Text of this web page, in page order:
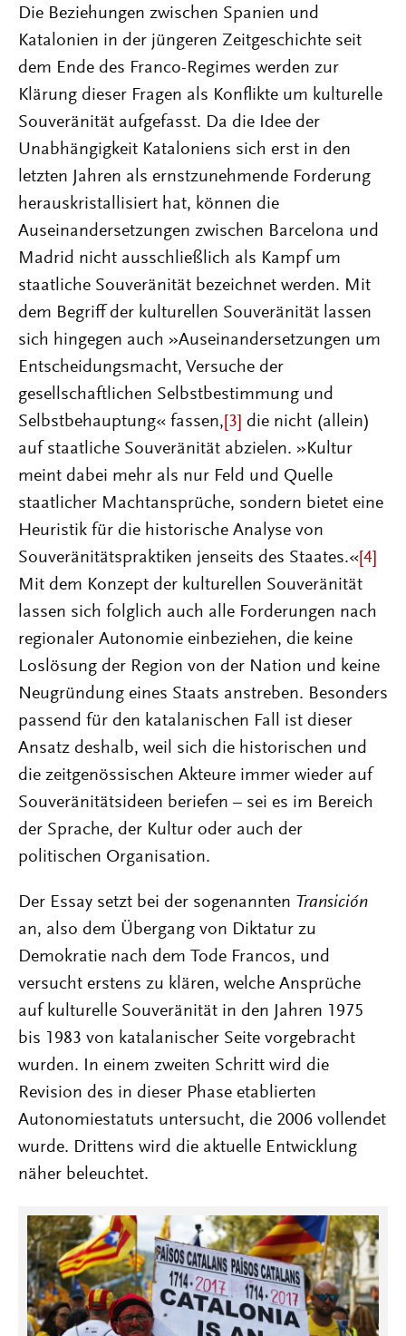
Die Beziehungen zwischen Spanien und
Katalonien in der jüngeren Zeitgeschichte seit
dem Ende des Franco-Regimes werden zur
Klärung dieser Fragen als Konflikte um kulturelle
Souveränität aufgefasst. Da die Idee der
Unabhängigkeit Kataloniens sich erst in den
letzten Jahren als ernstzunehmende Forderung
herauskristallisiert hat, können die
Auseinandersetzungen zwischen Barcelona und
Madrid nicht ausschließlich als Kampf um
staatliche Souveränität bezeichnet werden. Mit
dem Begriff der kulturellen Souveränität lassen
sich hingegen auch »Auseinandersetzungen um
Entscheidungsmacht, Versuche der
gesellschaftlichen Selbstbestimmung und
Selbstbehauptung« fassen, [3] die nicht (allein)
auf staatliche Souveränität abzielen. »Kultur
meint dabei mehr als nur Feld und Quelle
staatlicher Machtansprüche, sondern bietet eine
Heuristik für die historische Analyse von
Souveränitätspraktiken jenseits des Staates.« [4]
Mit dem Konzept der kulturellen Souveränität
lassen sich folglich auch alle Forderungen nach
regionaler Autonomie einbeziehen, die keine
Loslösung der Region von der Nation und keine
Neugründung eines Staats anstreben. Besonders
passend für den katalanischen Fall ist dieser
Ansatz deshalb, weil sich die historischen und
die zeitgenössischen Akteure immer wieder auf
Souveränitätsideen beriefen – sei es im Bereich
der Sprache, der Kultur oder auch der
politischen Organisation.
Der Essay setzt bei der sogenannten Transición
an, also dem Übergang von Diktatur zu
Demokratie nach dem Tode Francos, und
versucht erstens zu klären, welche Ansprüche
auf kulturelle Souveränität in den Jahren 1975
bis 1983 von katalanischer Seite vorgebracht
wurden. In einem zweiten Schritt wird die
Revision des in dieser Phase etablierten
Autonomiestatuts untersucht, die 2006 vollendet
wurde. Drittens wird die aktuelle Entwicklung
näher beleuchtet.